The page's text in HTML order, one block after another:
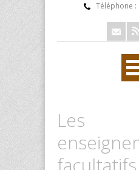
Téléphone :
Les
facultatifs